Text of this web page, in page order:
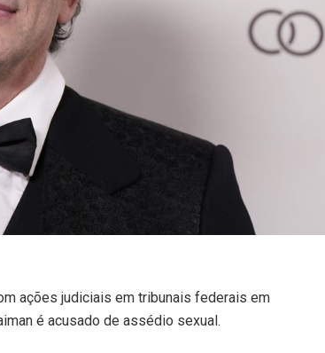
ações judiciais em tribunais federais em
é acusado de assédio sexual.